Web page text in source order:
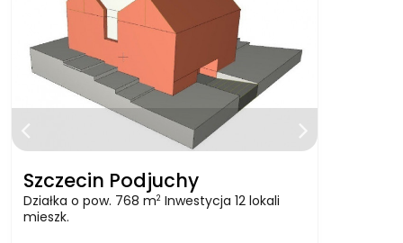
Szczecin Podjuchy
Działka o pow. 768 m2Inwestycja 12 lokali
mieszk.